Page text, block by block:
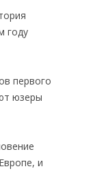
году
первого
юзеры
и